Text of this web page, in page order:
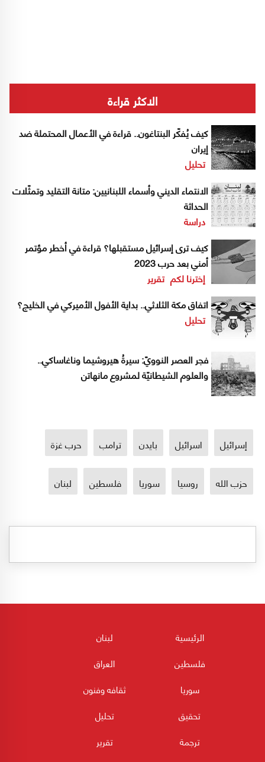
الاكثر قراءة
كيف يُفكّر البنتاغون.. قراءة في الأعمال المحتملة ضد
إيران
تحليل
الانتماء الديني وأسماء اللبنانيين: متانة التقليد وتمثّلات
الحداثة
دراسة
كيف ترى إسرائيل مستقبلها؟ قراءة في أخطر مؤتمر
أمني بعد حرب 2023
إخترنا لكم تقرير
اتفاق مكة الثلاثي.. بداية الأفول الأميركي في الخليج؟
تحليل
فجر العصر النوويّ: سيرةُ هيروشيما وناغاساكي..
والعلوم الشيطانيّة لمشروع مانهاتن
إسرائيل اسرائيل بايدن ترامب حرب غزة
حزب الله روسيا سوريا فلسطين لبنان
الرئيسية
لبنان
فلسطين
العراق
سوريا
ثقافه وفنون
تحقيق
تحليل
ترجمة
تقرير